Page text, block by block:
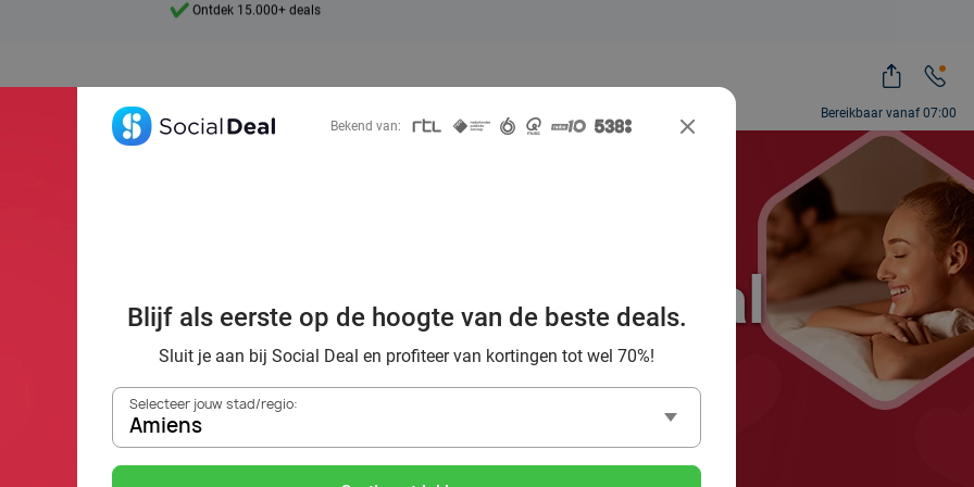
Bereikbaar vanaf 07:00
7 dagen per week beschikbaar
16 tips van Social Deal
de ideale dates!
Bekend van:
Blijf als eerste op de hoogte van de beste deals.
Sluit je aan bij Social Deal en profiteer van kortingen tot wel 70%!
Selecteer jouw stad/regio:
Amiens